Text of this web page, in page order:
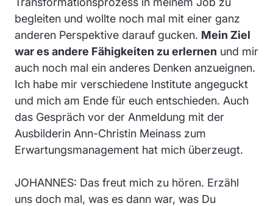
begleiten und wollte noch mal mit einer ganz
anderen Perspektive darauf gucken. Mein Ziel
war es andere Fähigkeiten zu erlernen und mir
auch noch mal ein anderes Denken anzueignen.
Ich habe mir verschiedene Institute angeguckt
und mich am Ende für euch entschieden. Auch
das Gespräch vor der Anmeldung mit der
Ausbilderin Ann-Christin Meinass zum
Erwartungsmanagement hat mich überzeugt.
JOHANNES: Das freut mich zu hören. Erzähl
uns doch mal, was es dann war, was Du